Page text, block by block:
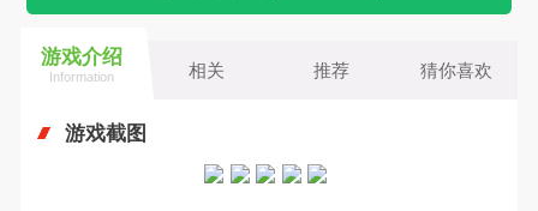
游戏介绍
Information 相关 推荐 猜你喜欢
游戏截图